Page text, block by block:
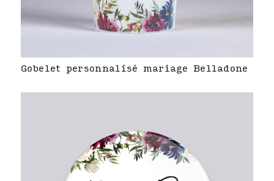
Gobelet personnalisé mariage Belladone